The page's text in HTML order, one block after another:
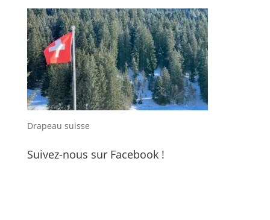
Drapeau suisse
Suivez-nous sur Facebook !